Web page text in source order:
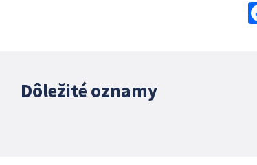
Dôležité oznamy